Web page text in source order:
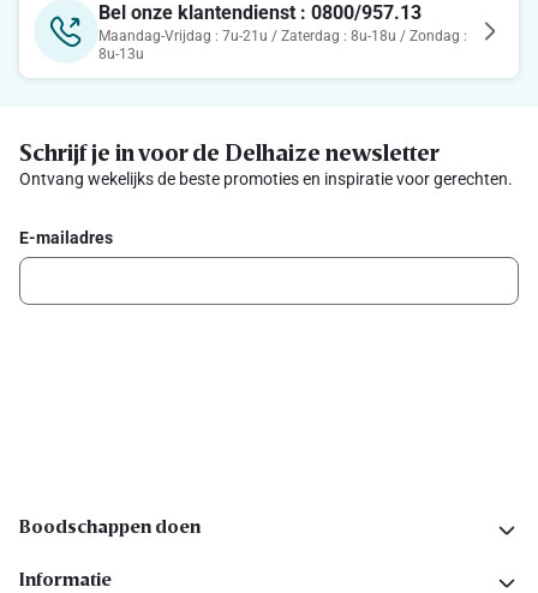
Bel onze klantendienst : 0800/957.13
Maandag-Vrijdag : 7u-21u / Zaterdag : 8u-18u / Zondag :
8u-13u
Schrijf je in voor de Delhaize newsletter
Ontvang wekelijks de beste promoties en inspiratie voor gerechten.
E-mailadres
Boodschappen doen
Informatie